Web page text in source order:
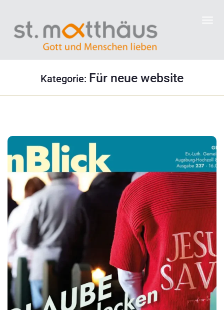
Kategorie: Für neue website